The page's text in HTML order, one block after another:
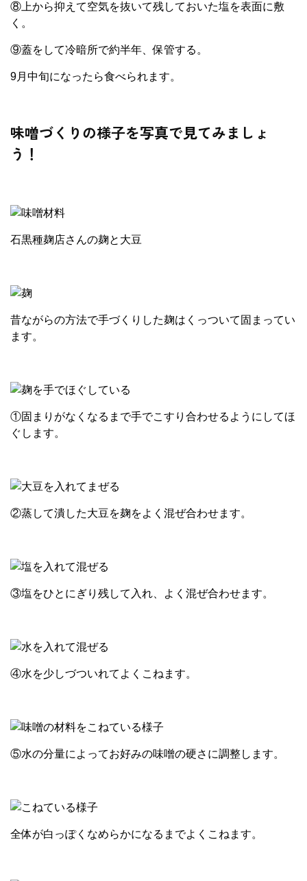
⑧上から抑えて空気を抜いて残しておいた塩を表面に敷
く。
⑨蓋をして冷暗所で約半年、保管する。
9月中旬になったら食べられます。
味噌づくりの様子を写真で見てみましょ
う！
石黒種麹店さんの麹と大豆
昔ながらの方法で手づくりした麹はくっついて固まってい
ます。
①固まりがなくなるまで手でこすり合わせるようにしてほ
ぐします。
②蒸して潰した大豆を麹をよく混ぜ合わせます。
③塩をひとにぎり残して入れ、よく混ぜ合わせます。
④水を少しづついれてよくこねます。
⑤水の分量によってお好みの味噌の硬さに調整します。
全体が白っぽくなめらかになるまでよくこねます。